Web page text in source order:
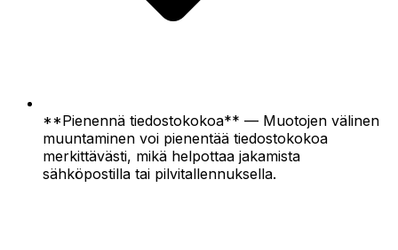
**Pienennä tiedostokokoa** — Muotojen välinen
muuntaminen voi pienentää tiedostokokoa
merkittävästi, mikä helpottaa jakamista
sähköpostilla tai pilvitallennuksella.